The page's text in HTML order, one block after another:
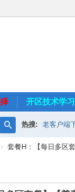
开区技术学习
搜
热搜: 老客户端
› 套餐H：【每日多区